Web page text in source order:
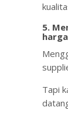
5.
harga
Tapi